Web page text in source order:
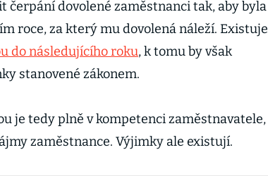
čerpání dovolené zaměstnanci tak, aby byla
roce, za který mu dovolená náleží. Existuje
do následujícího roku, k tomu by však
stanovené zákonem.
je tedy plně v kompetenci zaměstnavatele,
zaměstnance. Výjimky ale existují.